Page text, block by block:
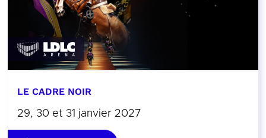
LE CADRE NOIR
29, 30 et 31 janvier 2027